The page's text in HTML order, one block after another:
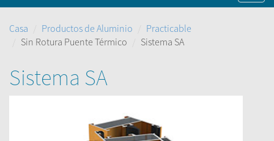
Casa Productos de Aluminio
Practicable
Sin Rotura Puente Térmico
Sistema SA
Sistema SA